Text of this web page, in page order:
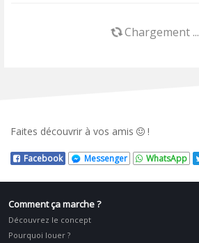
Chargement ...
Faites découvrir à vos amis !
Facebook Messenger WhatsApp
Comment ça marche ?
Découvrez le concept
Pourquoi louer ?